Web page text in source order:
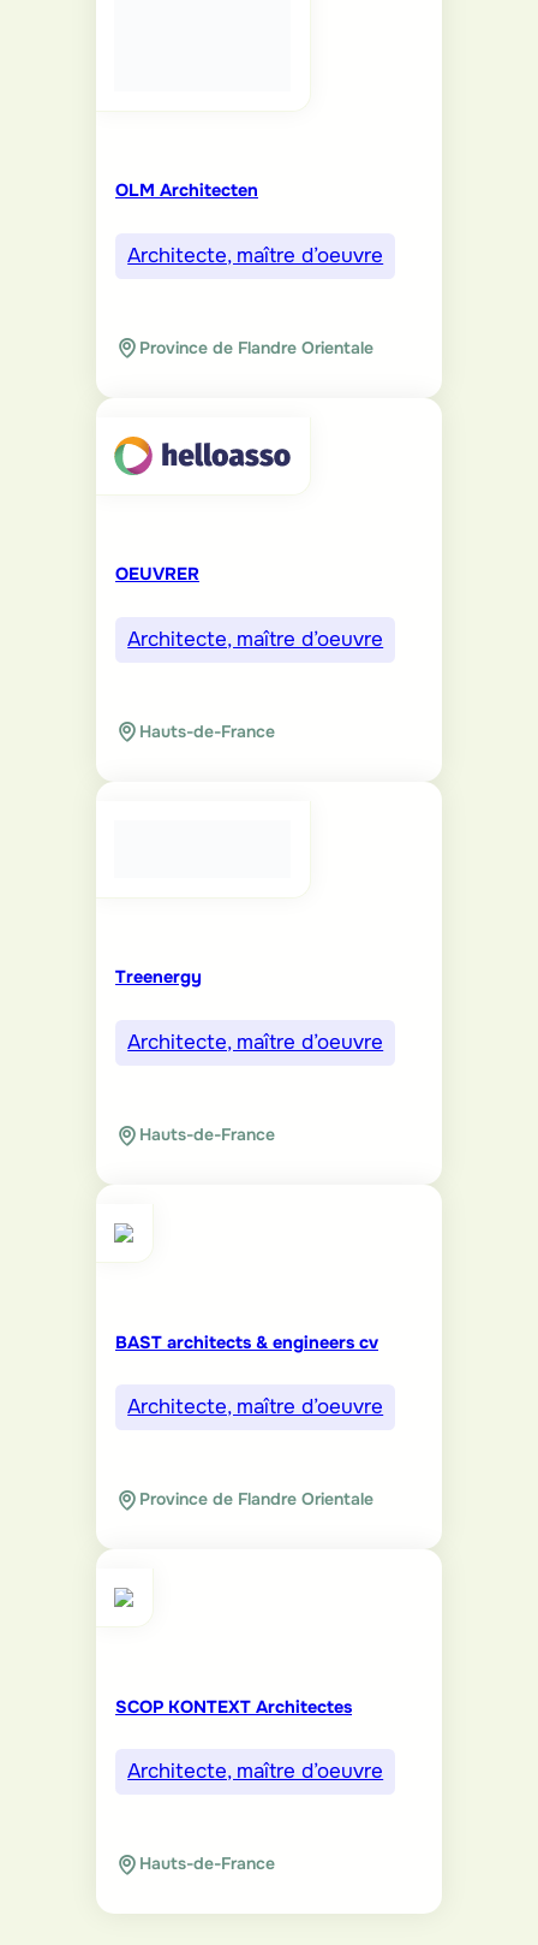
OLM Architecten
Architecte, maître d’oeuvre
Province de Flandre Orientale
OEUVRER
Architecte, maître d’oeuvre
Hauts-de-France
Treenergy
Architecte, maître d’oeuvre
Hauts-de-France
BAST architects & engineers cv
Architecte, maître d’oeuvre
Province de Flandre Orientale
SCOP KONTEXT Architectes
Architecte, maître d’oeuvre
Hauts-de-France